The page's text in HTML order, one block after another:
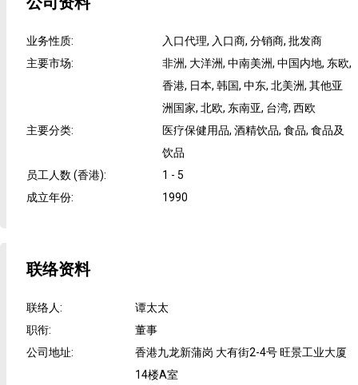
业务性质:
入口代理, 入口商, 分销商, 批发商
主要市场:
非洲, 大洋洲, 中南美洲, 中国内地, 东欧,
香港, 日本, 韩国, 中东, 北美洲, 其他亚
洲国家, 北欧, 东南亚, 台湾, 西欧
主要分类:
医疗保健用品, 酒精饮品, 食品, 食品及
饮品
员工人数 (香港):
1 - 5
成立年份: 1990
联络资料
联络人:
谭太太
职衔:
董事
公司地址:
香港九龙新蒲岗 大有街2-4号 旺景工业大厦
14楼A室